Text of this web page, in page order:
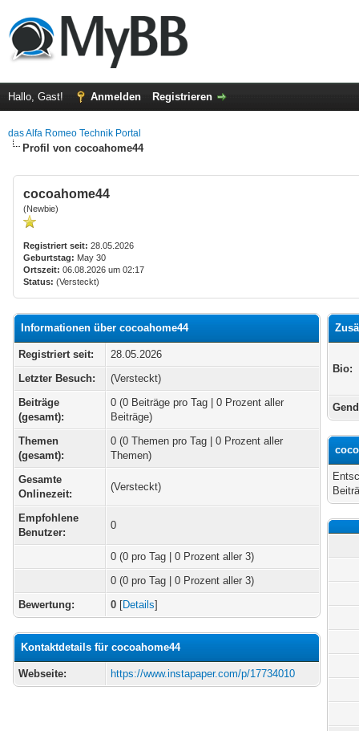
Hallo, Gast! Anmelden Registrieren
das Alfa Romeo Technik Portal
Profil von cocoahome44
cocoahome44
(Newbie)
Registriert seit: 28.05.2026
Geburtstag: May 30
Ortszeit: 06.08.2026 um 02:17
Status: (Versteckt)
Informationen über cocoahome44
Registriert seit:
28.05.2026
Letzter Besuch:
(Versteckt)
Beiträge
(gesamt):
0 (0 Beiträge pro Tag | 0 Prozent aller
Beiträge)
Themen
(gesamt):
0 (0 Themen pro Tag | 0 Prozent aller
Themen)
Gesamte
Onlinezeit:
(Versteckt)
Empfohlene
Benutzer:
0
0 (0 pro Tag | 0 Prozent aller 3)
0 (0 pro Tag | 0 Prozent aller 3)
Bewertung:
0 [Details]
Kontaktdetails für cocoahome44
Webseite: https://www.instapaper.com/p/17734010
Bio: